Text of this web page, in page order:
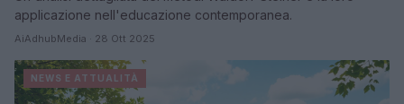
applicazione nell'educazione contemporanea.
AiAdhubMedia · 28 Ott 2025
NEWS E ATTUALITÀ